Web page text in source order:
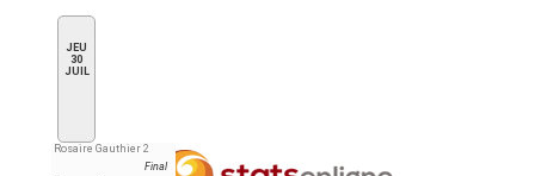
JEU
30
JUIL
Rosaire Gauthier 2
Final